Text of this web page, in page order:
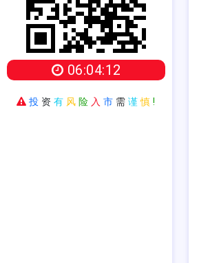
06:04:13
投 资 有 风 险 入 市 需 谨 慎 !